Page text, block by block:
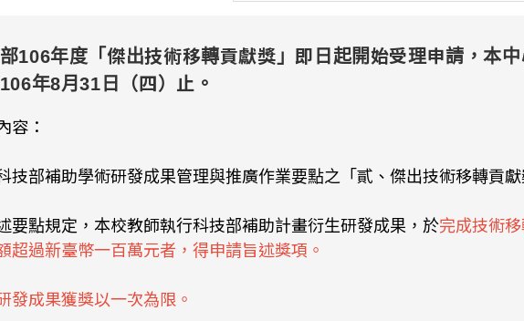
106年度「傑出技術移轉貢獻獎」即日起開始受理申請，本
年8月31日（四）止。
容：
技部補助學術研發成果管理與推廣作業要點之「貳、傑出技術移轉貢獻
要點規定，本校教師執行科技部補助計畫衍生研發成果，於完成技術
超過新臺幣一百萬元者，得申請旨述獎項。
發成果獲獎以一次為限。